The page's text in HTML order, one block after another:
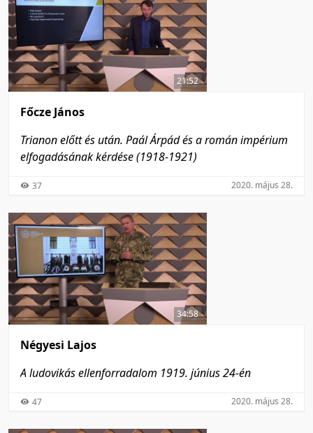
21:52
Főcze János
Trianon előtt és után. Paál Árpád és a román impérium
elfogadásának kérdése (1918-1921)
37 2020. május 28.
34:58
Négyesi Lajos
A ludovikás ellenforradalom 1919. június 24-én
47 2020. május 28.